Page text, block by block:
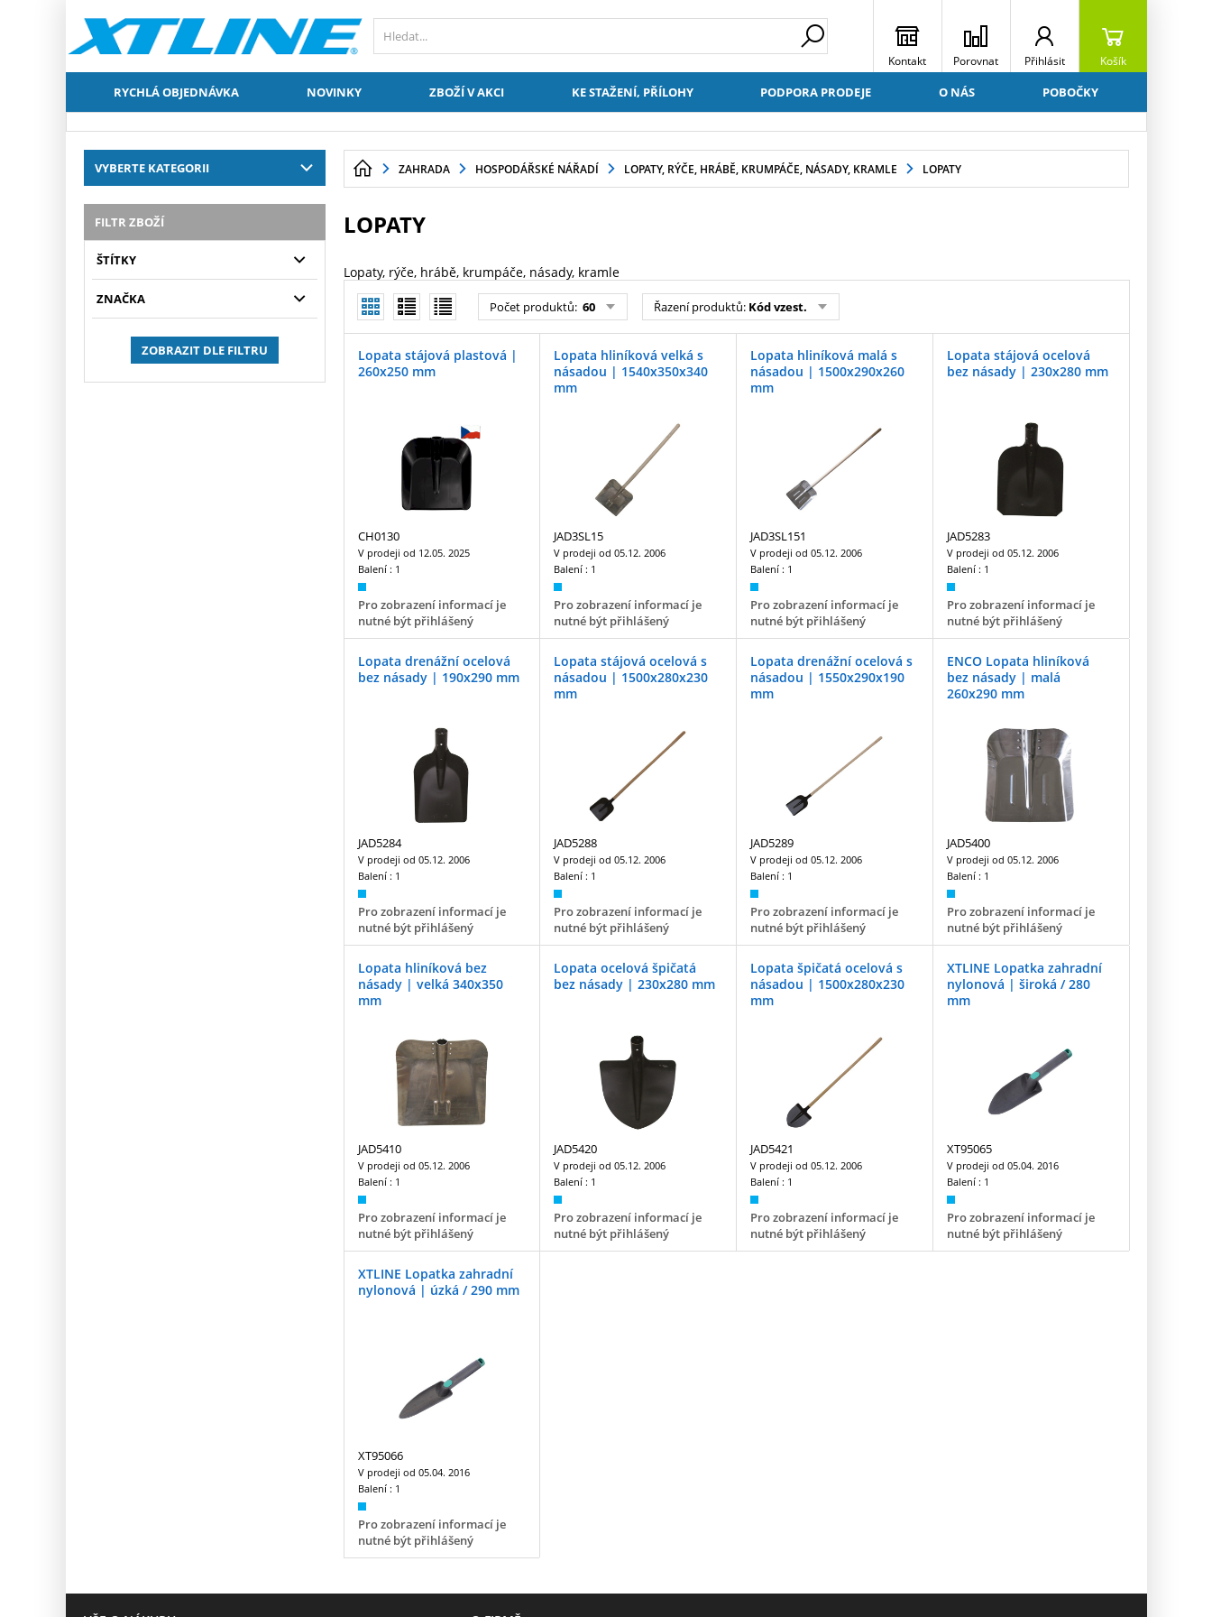
Kontakt Porovnat Přihlásit Košík
RYCHLÁ OBJEDNÁVKA NOVINKY ZBOŽÍ V AKCI KE STAŽENÍ, PŘÍLOHY PODPORA PRODEJE O NÁS POBOČKY
VYBERTE KATEGORII
FILTR ZBOŽÍ
ŠTÍTKY
ZNAČKA
ZOBRAZIT DLE FILTRU
ZAHRADA HOSPODÁŘSKÉ NÁŘADÍ LOPATY, RÝČE, HRÁBĚ, KRUMPÁČE, NÁSADY, KRAMLE LOPATY
LOPATY
Lopaty, rýče, hrábě, krumpáče, násady, kramle
Počet produktů: 60 Řazení produktů: Kód vzest.
Lopata stájová plastová |
260x250 mm
CH0130
V prodeji od 12.05. 2025
Balení : 1
Pro zobrazení informací je
nutné být přihlášený
Lopata hliníková velká s
násadou | 1540x350x340
mm
JAD3SL15
V prodeji od05.12. 2006
Balení : 1
Pro zobrazení informací je
nutné být přihlášený
Lopata hliníková malá s
násadou | 1500x290x260
mm
JAD3SL151
V prodeji od 05.12. 2006
Balení : 1
Pro zobrazení informací je
nutné být přihlášený
Lopata stájová ocelová
bez násady | 230x280 mm
JAD5283
V prodeji od 05.12. 2006
Balení : 1
Pro zobrazení informací je
nutné být přihlášený
Lopata drenážní ocelová
bez násady | 190x290 mm
JAD5284
V prodeji od 05.12. 2006
Balení : 1
Pro zobrazení informací je
nutné být přihlášený
Lopata stájová ocelová s
násadou | 1500x280x230
mm
JAD5288
V prodeji od05.12. 2006
Balení : 1
Pro zobrazení informací je
nutné být přihlášený
Lopata drenážní ocelová s
násadou | 1550x290x190
mm
JAD5289
V prodeji od 05.12. 2006
Balení : 1
Pro zobrazení informací je
nutné být přihlášený
ENCO Lopata hliníková
bez násady | malá
260x290 mm
JAD5400
V prodeji od 05.12. 2006
Balení : 1
Pro zobrazení informací je
nutné být přihlášený
Lopata hliníková bez
násady | velká 340x350
mm
JAD5410
V prodeji od 05.12. 2006
Balení : 1
Pro zobrazení informací je
nutné být přihlášený
Lopata ocelová špičatá
bez násady | 230x280 mm
JAD5420
V prodeji od05.12. 2006
Balení : 1
Pro zobrazení informací je
nutné být přihlášený
Lopata špičatá ocelová s
násadou | 1500x280x230
mm
JAD5421
V prodeji od 05.12. 2006
Balení : 1
Pro zobrazení informací je
nutné být přihlášený
XTLINE Lopatka zahradní
nylonová | široká / 280
mm
XT95065
V prodeji od 05.04. 2016
Balení : 1
Pro zobrazení informací je
nutné být přihlášený
XTLINE Lopatka zahradní
nylonová | úzká / 290 mm
XT95066
V prodeji od 05.04. 2016
Balení : 1
Pro zobrazení informací je
nutné být přihlášený